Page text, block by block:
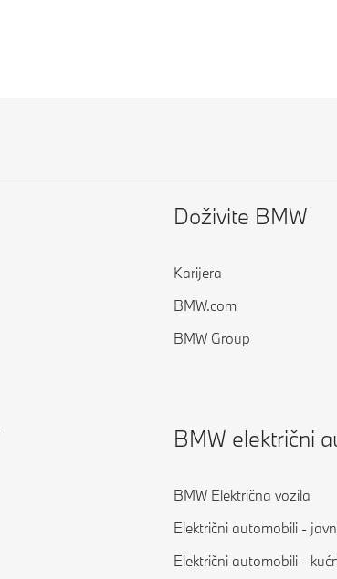
Doživite BMW
Karijera
BMW.com
BMW Group
BMW električni
BMW Električna vozila
Električni automobili -
Električni automobili -